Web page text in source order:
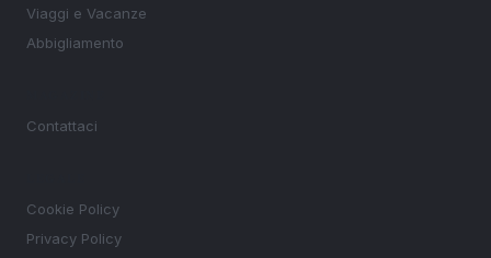
Viaggi e Vacanze
Abbigliamento
Contattaci
Cookie Policy
Privacy Policy